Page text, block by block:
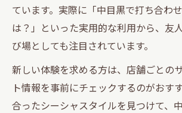
ています。実際に「中目黒で打ち合わ
は？」といった実用的な利用から、友
び場としても注目されています。
新しい体験を求める方は、店舗ごとの
ト情報を事前にチェックするのがおす
合ったシーシャスタイルを見つけて、